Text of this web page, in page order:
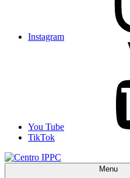
Instagram
You Tube
TikTok
Menu